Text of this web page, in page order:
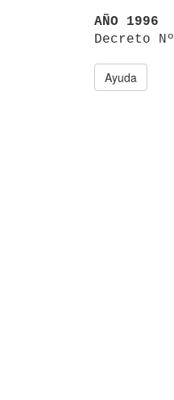
AÑO 1996
Decreto
Ayuda